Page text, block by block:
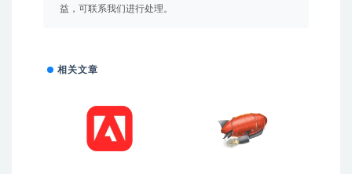
益，可联系我们进行处理。
相关文章